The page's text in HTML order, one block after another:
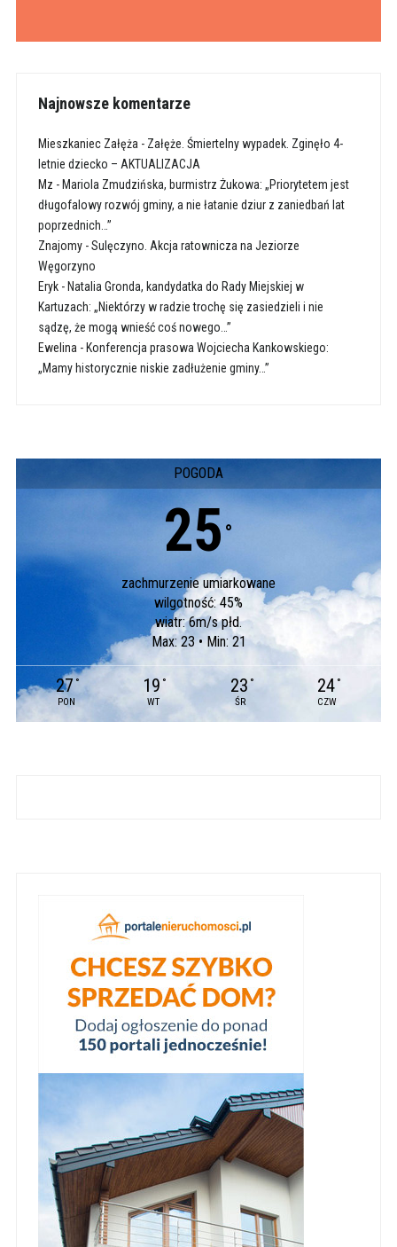
Najnowsze komentarze
Mieszkaniec Załęża - Załęże. Śmiertelny wypadek. Zginęło 4-
letnie dziecko – AKTUALIZACJA
Mz - Mariola Zmudzińska, burmistrz Żukowa: „Priorytetem jest
długofalowy rozwój gminy, a nie łatanie dziur z zaniedbań lat
poprzednich…”
Znajomy-Sulęczyno. Akcja ratownicza na Jeziorze
Węgorzyno
Eryk- Natalia Gronda, kandydatka do Rady Miejskiej w
Kartuzach: „Niektórzy w radzie trochę się zasiedzieli i nie
sądzę, że mogą wnieść coś nowego…”
Ewelina - Konferencja prasowa Wojciecha Kankowskiego:
„Mamy historycznie niskie zadłużenie gminy…”
POGODA
25 °
zachmurzenie umiarkowane
wilgotność: 45%
wiatr: 6m/s płd.
Max: 23 • Min: 21
27 °
PON
19 °
WT
23 °
ŚR
24 °
CZW